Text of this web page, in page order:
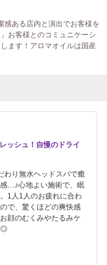
感ある店内と演出でお客様を
お客様とのコミュニケーシ
ます！アロマオイルは国産
ッシュ！自慢のドライ
わり無水ヘッドスパで癒
…♪心地よい施術で、眠
1人1人のお疲れに合わ
で、驚くほどの爽快感
顔のむくみやたるみケ
◎